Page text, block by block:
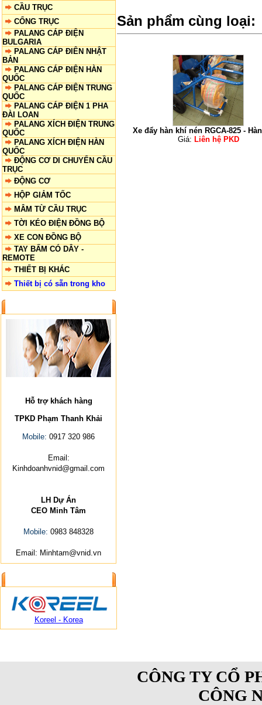
CẦU TRỤC
CỔNG TRỤC
PALANG CÁP ĐIỆN
BULGARIA
PALANG CÁP ĐIÊN NHẬT
BẢN
PALANG CÁP ĐIỆN HÀN
QUỐC
PALANG CÁP ĐIỆN TRUNG
QUỐC
PALANG CÁP ĐIỆN 1 PHA
ĐÀI LOAN
PALANG XÍCH ĐIỆN TRUNG
QUỐC
PALANG XÍCH ĐIỆN HÀN
QUỐC
ĐỘNG CƠ DI CHUYỂN CẦU
TRỤC
ĐỘNG CƠ
HỘP GIẢM TỐC
MÂM TỪ CẦU TRỤC
TỜI KÉO ĐIỆN ĐỒNG BỘ
XE CON ĐỒNG BỘ
TAY BẤM CÓ DÂY -
REMOTE
THIẾT BỊ KHÁC
Thiết bị có sẵn trong kho
Hỗ trợ khách hàng
TPKD Phạm Thanh Khải
Mobile: 0917 320 986
Email:
Kinhdoanhvnid@gmail.com
LH Dự Án
CEO Minh Tâm
Mobile: 0983 848328
Email: Minhtam@vnid.vn
Koreel - Korea
Sản phẩm cùng loại:
Xe đẩy hàn khí nén RGCA-825 -
Giá: Liên hệ PKD
CÔNG TY CỔ
CÔNG